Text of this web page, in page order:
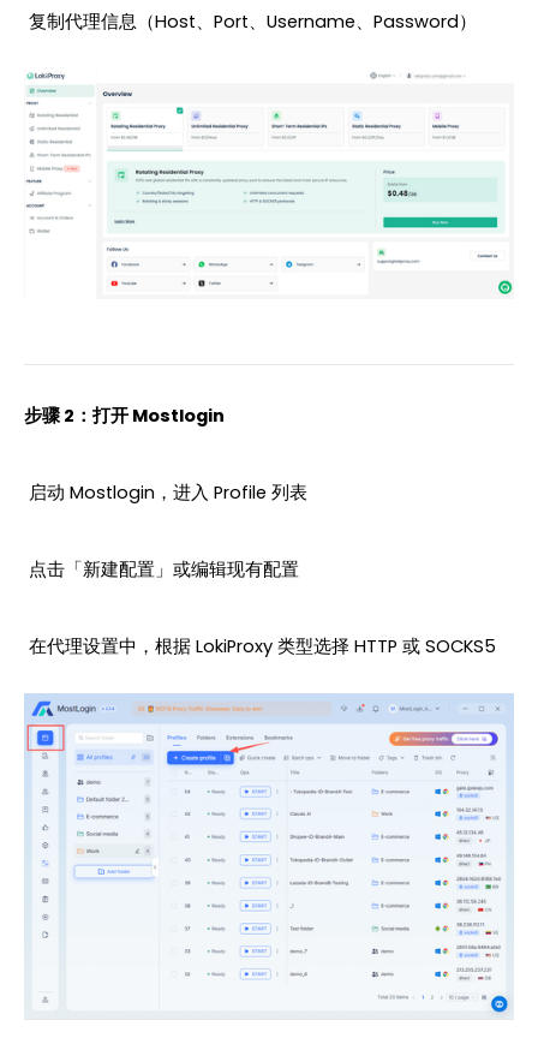
复制代理信息（Host、Port、Username、Password）
步骤 2：打开 Mostlogin
启动 Mostlogin，进入 Profile 列表
点击「新建配置」或编辑现有配置
在代理设置中，根据 LokiProxy 类型选择 HTTP 或 SOCKS5